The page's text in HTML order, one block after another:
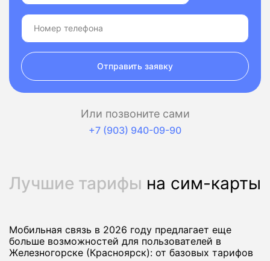
Отправить заявку
Или позвоните сами
+7 (903) 940-09-90
Лучшие тарифы на сим-карты
Мобильная связь в 2026 году предлагает еще
больше возможностей для пользователей в
Железногорске (Красноярск): от базовых тарифов